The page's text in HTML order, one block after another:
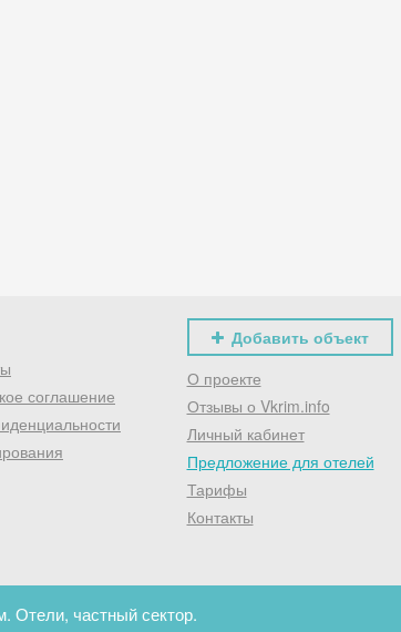
соглашение
Добавить объект
О проекте
Отзывы о Vkrim.info
Личный кабинет
Предложение для отелей
Тарифы
Контакты
Отели, частный сектор.